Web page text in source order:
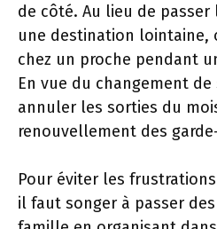
de côté. Au lieu de passer
une destination lointaine,
chez un proche pendant
En vue du changement
annuler les sorties du
renouvellement des
Pour éviter les
il faut songer à passer